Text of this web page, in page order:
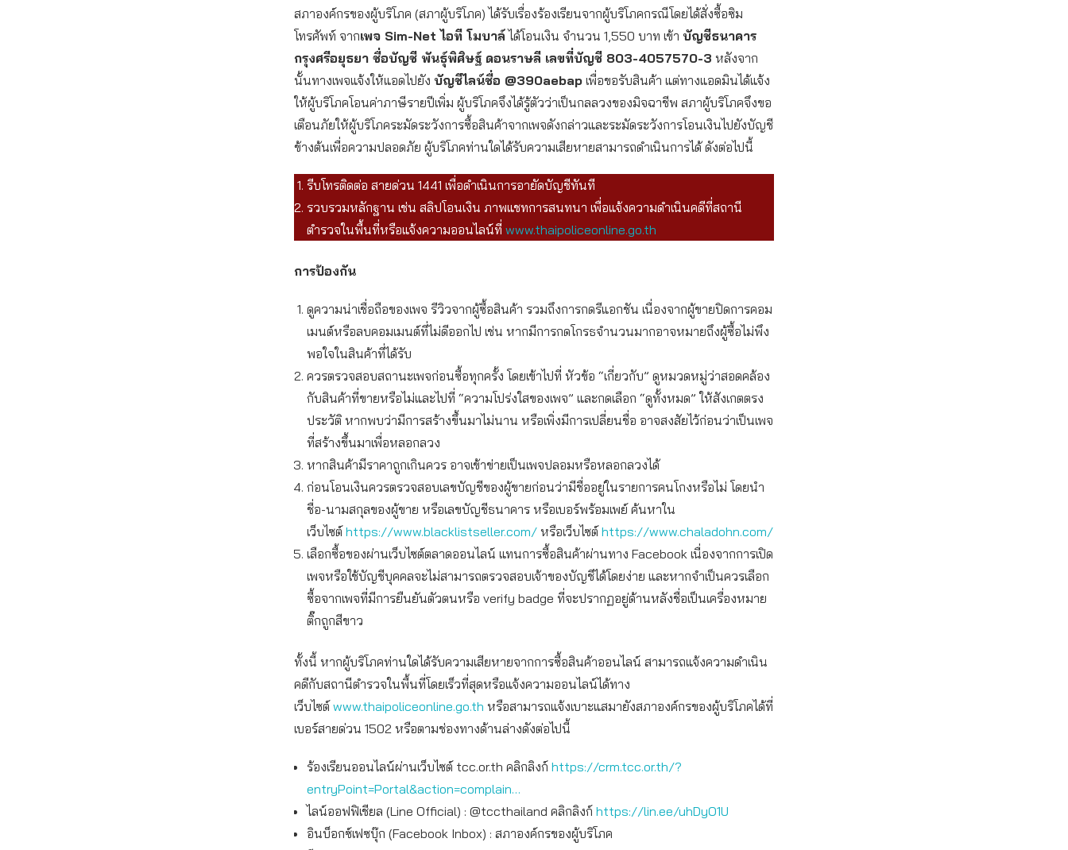
สภาองค์กรของผู้บริโภค (สภาผู้บริโภค) ได้รับเรื่องร้องเรียนจากผู้บริโภคกรณีโดยได้สั่งซื้อซิม
โทรศัพท์ จากเพจ Sim-Net ไอที โมบาล์ได้โอนเงิน จำนวน 1,550 บาท เข้า บัญชีธนาคาร
กรุงศรีอยุธยา ชื่อบัญชี พันธุ์พิศิษฐ์ ดอนราษลี เลขที่บัญชี 803-4057570-3 หลังจาก
นั้นทางเพจแจ้งให้แอดไปยัง บัญชีไลน์ชื่อ @390aebap เพื่อขอรับสินค้า แต่ทางแอดมินได้แจ้ง
ให้ผู้บริโภคโอนค่าภาษีรายปีเพิ่ม ผู้บริโภคจึงได้รู้ตัวว่าเป็นกลลวงของมิจฉาชีพ สภาผู้บริโภคจึงขอ
เตือนภัยให้ผู้บริโภคระมัดระวังการซื้อสินค้าจากเพจดังกล่าวและระมัดระวังการโอนเงินไปยังบัญชี
ข้างต้นเพื่อความปลอดภัย ผู้บริโภคท่านใดได้รับความเสียหายสามารถดำเนินการได้ ดังต่อไปนี้
รีบโทรติดต่อ สายด่วน 1441 เพื่อดำเนินการอายัดบัญชีทันที
รวบรวมหลักฐาน เช่น สลิปโอนเงิน ภาพแชทการสนทนา เพื่อแจ้งความดำเนินคดีที่สถานี
ตำรวจในพื้นที่หรือแจ้งความออนไลน์ที่ www.thaipoliceonline.go.th
การป้องกัน
ดูความน่าเชื่อถือของเพจ รีวิวจากผู้ซื้อสินค้า รวมถึงการกดรีแอกชัน เนื่องจากผู้ขายปิดการคอม
เมนต์หรือลบคอมเมนต์ที่ไม่ดีออกไป เช่น หากมีการกดโกรธจำนวนมากอาจหมายถึงผู้ซื้อไม่พึง
พอใจในสินค้าที่ได้รับ
ควรตรวจสอบสถานะเพจก่อนซื้อทุกครั้ง โดยเข้าไปที่ หัวข้อ “เกี่ยวกับ” ดูหมวดหมู่ว่าสอดคล้อง
กับสินค้าที่ขายหรือไม่และไปที่ “ความโปร่งใสของเพจ” และกดเลือก “ดูทั้งหมด” ให้สังเกตตรง
ประวัติ หากพบว่ามีการสร้างขึ้นมาไม่นาน หรือเพิ่งมีการเปลี่ยนชื่อ อาจสงสัยไว้ก่อนว่าเป็นเพจ
ที่สร้างขึ้นมาเพื่อหลอกลวง
หากสินค้ามีราคาถูกเกินควร อาจเข้าข่ายเป็นเพจปลอมหรือหลอกลวงได้
ก่อนโอนเงินควรตรวจสอบเลขบัญชีของผู้ขายก่อนว่ามีชื่ออยู่ในรายการคนโกงหรือไม่ โดยนำ
ชื่อ-นามสกุลของผู้ขาย หรือเลขบัญชีธนาคาร หรือเบอร์พร้อมเพย์ ค้นหาใน
เว็บไซต์ https://www.blacklistseller.com/ หรือเว็บไซต์ https://www.chaladohn.com/
เลือกซื้อของผ่านเว็บไซต์ตลาดออนไลน์ แทนการซื้อสินค้าผ่านทาง Facebook เนื่องจากการเปิด
เพจหรือใช้บัญชีบุคคลจะไม่สามารถตรวจสอบเจ้าของบัญชีได้โดยง่าย และหากจำเป็นควรเลือก
ซื้อจากเพจที่มีการยืนยันตัวตนหรือ verify badge ที่จะปรากฏอยู่ด้านหลังชื่อเป็นเครื่องหมาย
ติ๊กถูกสีขาว
ทั้งนี้ หากผู้บริโภคท่านใดได้รับความเสียหายจากการซื้อสินค้าออนไลน์ สามารถแจ้งความดำเนิน
คดีกับสถานีตำรวจในพื้นที่โดยเร็วที่สุดหรือแจ้งความออนไลน์ได้ทาง
เว็บไซต์ www.thaipoliceonline.go.th หรือสามารถแจ้งเบาะแสมายังสภาองค์กรของผู้บริโภคได้ที่
เบอร์สายด่วน 1502 หรือตามช่องทางด้านล่างดังต่อไปนี้
ร้องเรียนออนไลน์ผ่านเว็บไซต์ tcc.or.th คลิกลิงก์ https://crm.tcc.or.th/?
entryPoint=Portal&action=complain…
ไลน์ออฟฟิเชียล (Line Official) : @tccthailand คลิกลิงก์ https://lin.ee/uhDyO1U
อินบ็อกซ์เฟซบุ๊ก (Facebook Inbox) : สภาองค์กรของผู้บริโภค